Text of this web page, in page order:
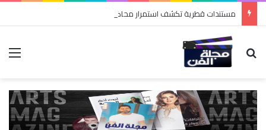
بحث عن